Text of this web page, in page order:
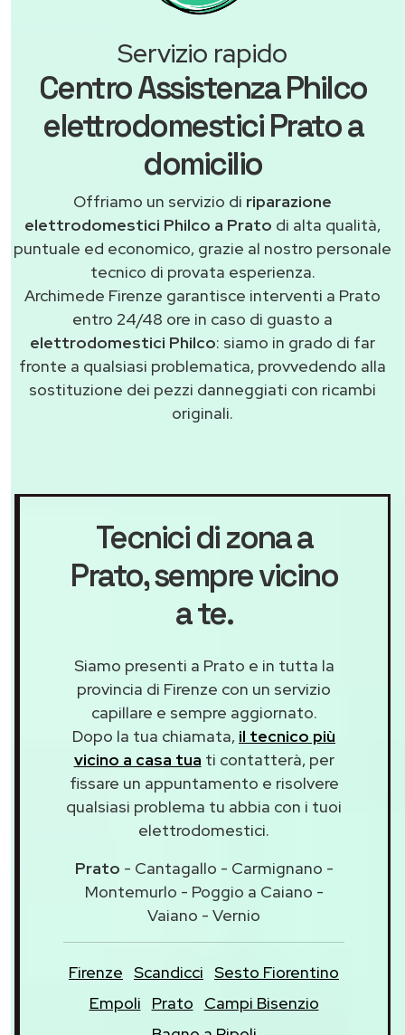
Servizio rapido
Centro Assistenza Philco
elettrodomestici Prato a
domicilio
Offriamo un servizio di riparazione
elettrodomestici Philco a Prato di alta qualità,
puntuale ed economico, grazie al nostro personale
tecnico di provata esperienza.
Archimede Firenze garantisce interventi a Prato
entro 24/48 ore in caso di guasto a
elettrodomestici Philco: siamo in grado di far
fronte a qualsiasi problematica, provvedendo alla
sostituzione dei pezzi danneggiati con ricambi
originali.
Tecnici di zona a
Prato, sempre vicino
a te.
Siamo presenti a Prato e in tutta la
provincia di Firenze con un servizio
capillare e sempre aggiornato.
Dopo la tua chiamata, il tecnico più
vicino a casa tua ti contatterà, per
fissare un appuntamento e risolvere
qualsiasi problema tu abbia con i tuoi
elettrodomestici.
Prato - Cantagallo - Carmignano -
Montemurlo - Poggio a Caiano -
Vaiano - Vernio
Firenze Scandicci Sesto Fiorentino
Empoli
Prato
Campi Bisenzio